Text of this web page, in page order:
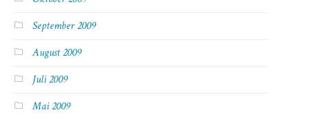
September 2009
August 2009
Juli 2009
Mai 2009